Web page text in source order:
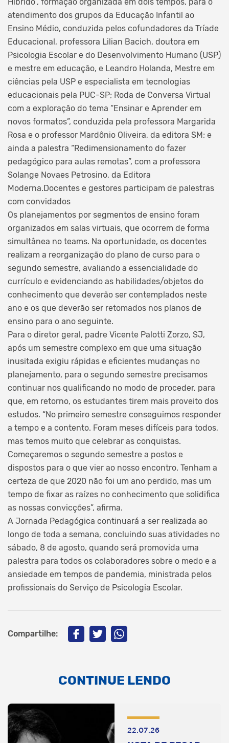
atendimento dos grupos da Educação Infantil ao
Ensino Médio, conduzida pelos cofundadores da Tríade
Educacional, professora Lilian Bacich, doutora em
Psicologia Escolar e do Desenvolvimento Humano (USP)
e mestre em educação, e Leandro Holanda, Mestre em
ciências pela USP e especialista em tecnologias
educacionais pela PUC-SP; Roda de Conversa Virtual
com a exploração do tema “Ensinar e Aprender em
novos formatos”, conduzida pela professora Margarida
Rosa e o professor Mardônio Oliveira, da editora SM; e
ainda a palestra “Redimensionamento do fazer
pedagógico para aulas remotas”, com a professora
Solange Novaes Petrosino, da Editora
Moderna.Docentes e gestores participam de palestras
com convidados
Os planejamentos por segmentos de ensino foram
organizados em salas virtuais, que ocorrem de forma
simultânea no teams. Na oportunidade, os docentes
realizam a reorganização do plano de curso para o
segundo semestre, avaliando a essencialidade do
currículo e evidenciando as habilidades/objetos do
conhecimento que deverão ser contemplados neste
ano e os que deverão ser retomados nos planos de
ensino para o ano seguinte.
Para o diretor geral, padre Vicente Palotti Zorzo, SJ,
após um semestre complexo em que uma situação
inusitada exigiu rápidas e eficientes mudanças no
planejamento, para o segundo semestre precisamos
continuar nos qualificando no modo de proceder, para
que, em retorno, os estudantes tirem mais proveito dos
estudos. “No primeiro semestre conseguimos responder
a tempo e a contento. Foram meses difíceis para todos,
mas temos muito que celebrar as conquistas.
Começaremos o segundo semestre a postos e
dispostos para o que vier ao nosso encontro. Tenham a
certeza de que 2020 não foi um ano perdido, mas um
tempo de fixar as raízes no conhecimento que solidifica
as nossas convicções”, afirma.
A Jornada Pedagógica continuará a ser realizada ao
longo de toda a semana, concluindo suas atividades no
sábado, 8 de agosto, quando será promovida uma
palestra para todos os colaboradores sobre o medo e a
ansiedade em tempos de pandemia, ministrada pelos
profissionais do Serviço de Psicologia Escolar.
Compartilhe:
CONTINUE LENDO
22.07.26